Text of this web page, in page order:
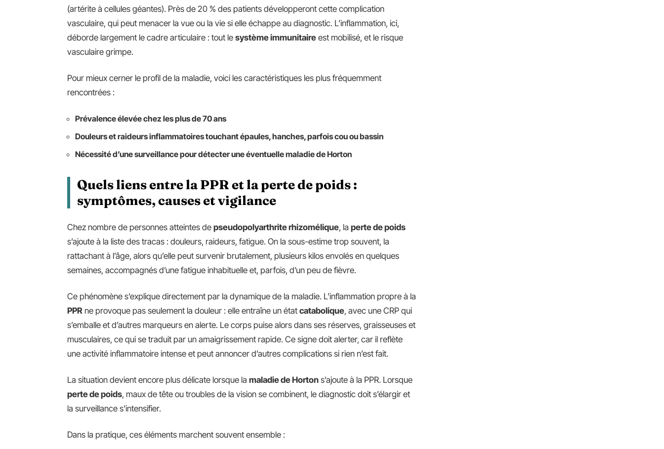
(artérite à cellules géantes). Près de 20 % des patients développeront cette complication
vasculaire, qui peut menacer la vue ou la vie si elle échappe au diagnostic. L’inflammation, ici,
déborde largement le cadre articulaire : tout le système immunitaire est mobilisé, et le risque
vasculaire grimpe.
Pour mieux cerner le profil de la maladie, voici les caractéristiques les plus fréquemment
rencontrées :
Prévalence élevée chez les plus de 70 ans
Douleurs et raideurs inflammatoires touchant épaules, hanches, parfois cou ou bassin
Nécessité d’une surveillance pour détecter une éventuelle maladie de Horton
Quels liens entre la PPR et la perte de poids :
symptômes, causes et vigilance
Chez nombre de personnes atteintes de pseudopolyarthrite rhizomélique, la perte de poids
s’ajoute à la liste des tracas : douleurs, raideurs, fatigue. On la sous-estime trop souvent, la
rattachant à l’âge, alors qu’elle peut survenir brutalement, plusieurs kilos envolés en quelques
semaines, accompagnés d’une fatigue inhabituelle et, parfois, d’un peu de fièvre.
Ce phénomène s’explique directement par la dynamique de la maladie. L’inflammation propre à la
PPR ne provoque pas seulement la douleur : elle entraîne un état catabolique, avec une CRP qui
s’emballe et d’autres marqueurs en alerte. Le corps puise alors dans ses réserves, graisseuses et
musculaires, ce qui se traduit par un amaigrissement rapide. Ce signe doit alerter, car il reflète
une activité inflammatoire intense et peut annoncer d’autres complications si rien n’est fait.
La situation devient encore plus délicate lorsque la maladie de Horton s’ajoute à la PPR. Lorsque
perte de poids, maux de tête ou troubles de la vision se combinent, le diagnostic doit s’élargir et
la surveillance s’intensifier.
Dans la pratique, ces éléments marchent souvent ensemble :